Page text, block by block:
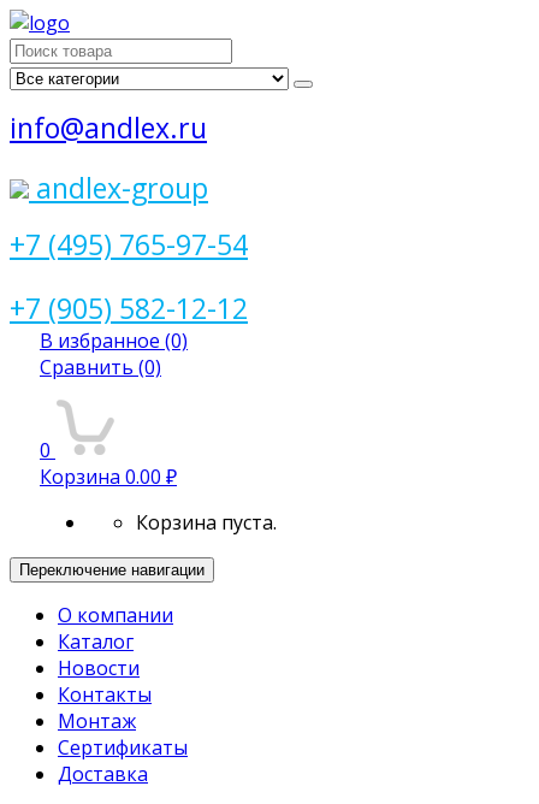
Поиск
для:
info@andlex.ru
andlex-group
+7 (495) 765-97-54
+7 (905) 582-12-12
В избранное (0)
Сравнить (0)
0
Корзина 0.00 ₽
Корзина пуста.
Переключение навигации
О компании
Каталог
Новости
Контакты
Монтаж
Сертификаты
Доставка